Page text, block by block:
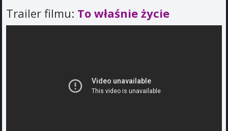
Trailer filmu: To właśnie życie